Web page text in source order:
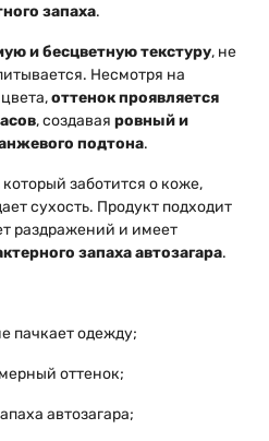
запаха.
и бесцветную текстуру, не
Несмотря на
оттенок проявляется
, создавая ровный и
подтона.
который заботится о коже,
сухость. Продукт подходит
раздражений и имеет
запаха автозагара.
пачкает одежду;
оттенок;
автозагара;